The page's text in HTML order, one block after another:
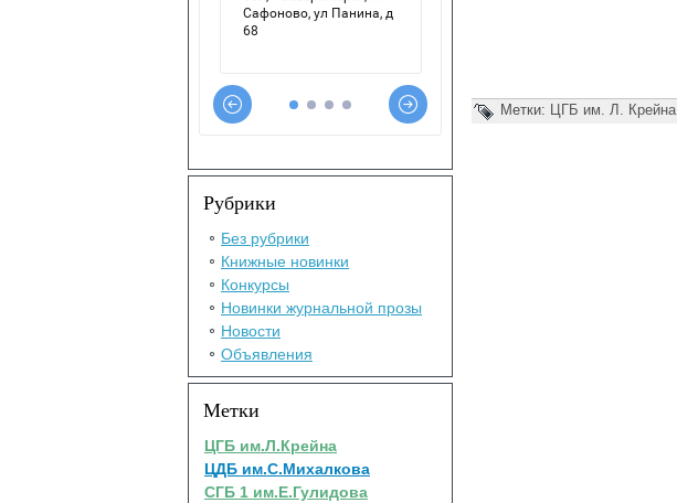
Рубрики
Без рубрики
Книжные новинки
Конкурсы
Новинки журнальной прозы
Новости
Объявления
Метки
ЦГБ им.Л.Крейна
ЦДБ им.С.Михалкова
СГБ 1 им.Е.Гулидова
Метки: ЦГБ им. Л. Крейна